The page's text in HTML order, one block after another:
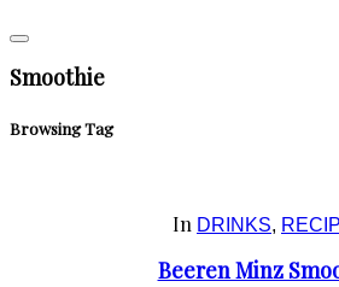
Smoothie
Browsing Tag
In DRINKS,
Beeren Minz